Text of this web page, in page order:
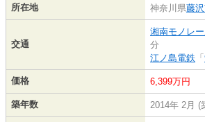
所在地 神奈川県藤
交通
湘南モノレ
分
江ノ島電鉄 「
価格 6,399万円
築年数 2014年 2月 (